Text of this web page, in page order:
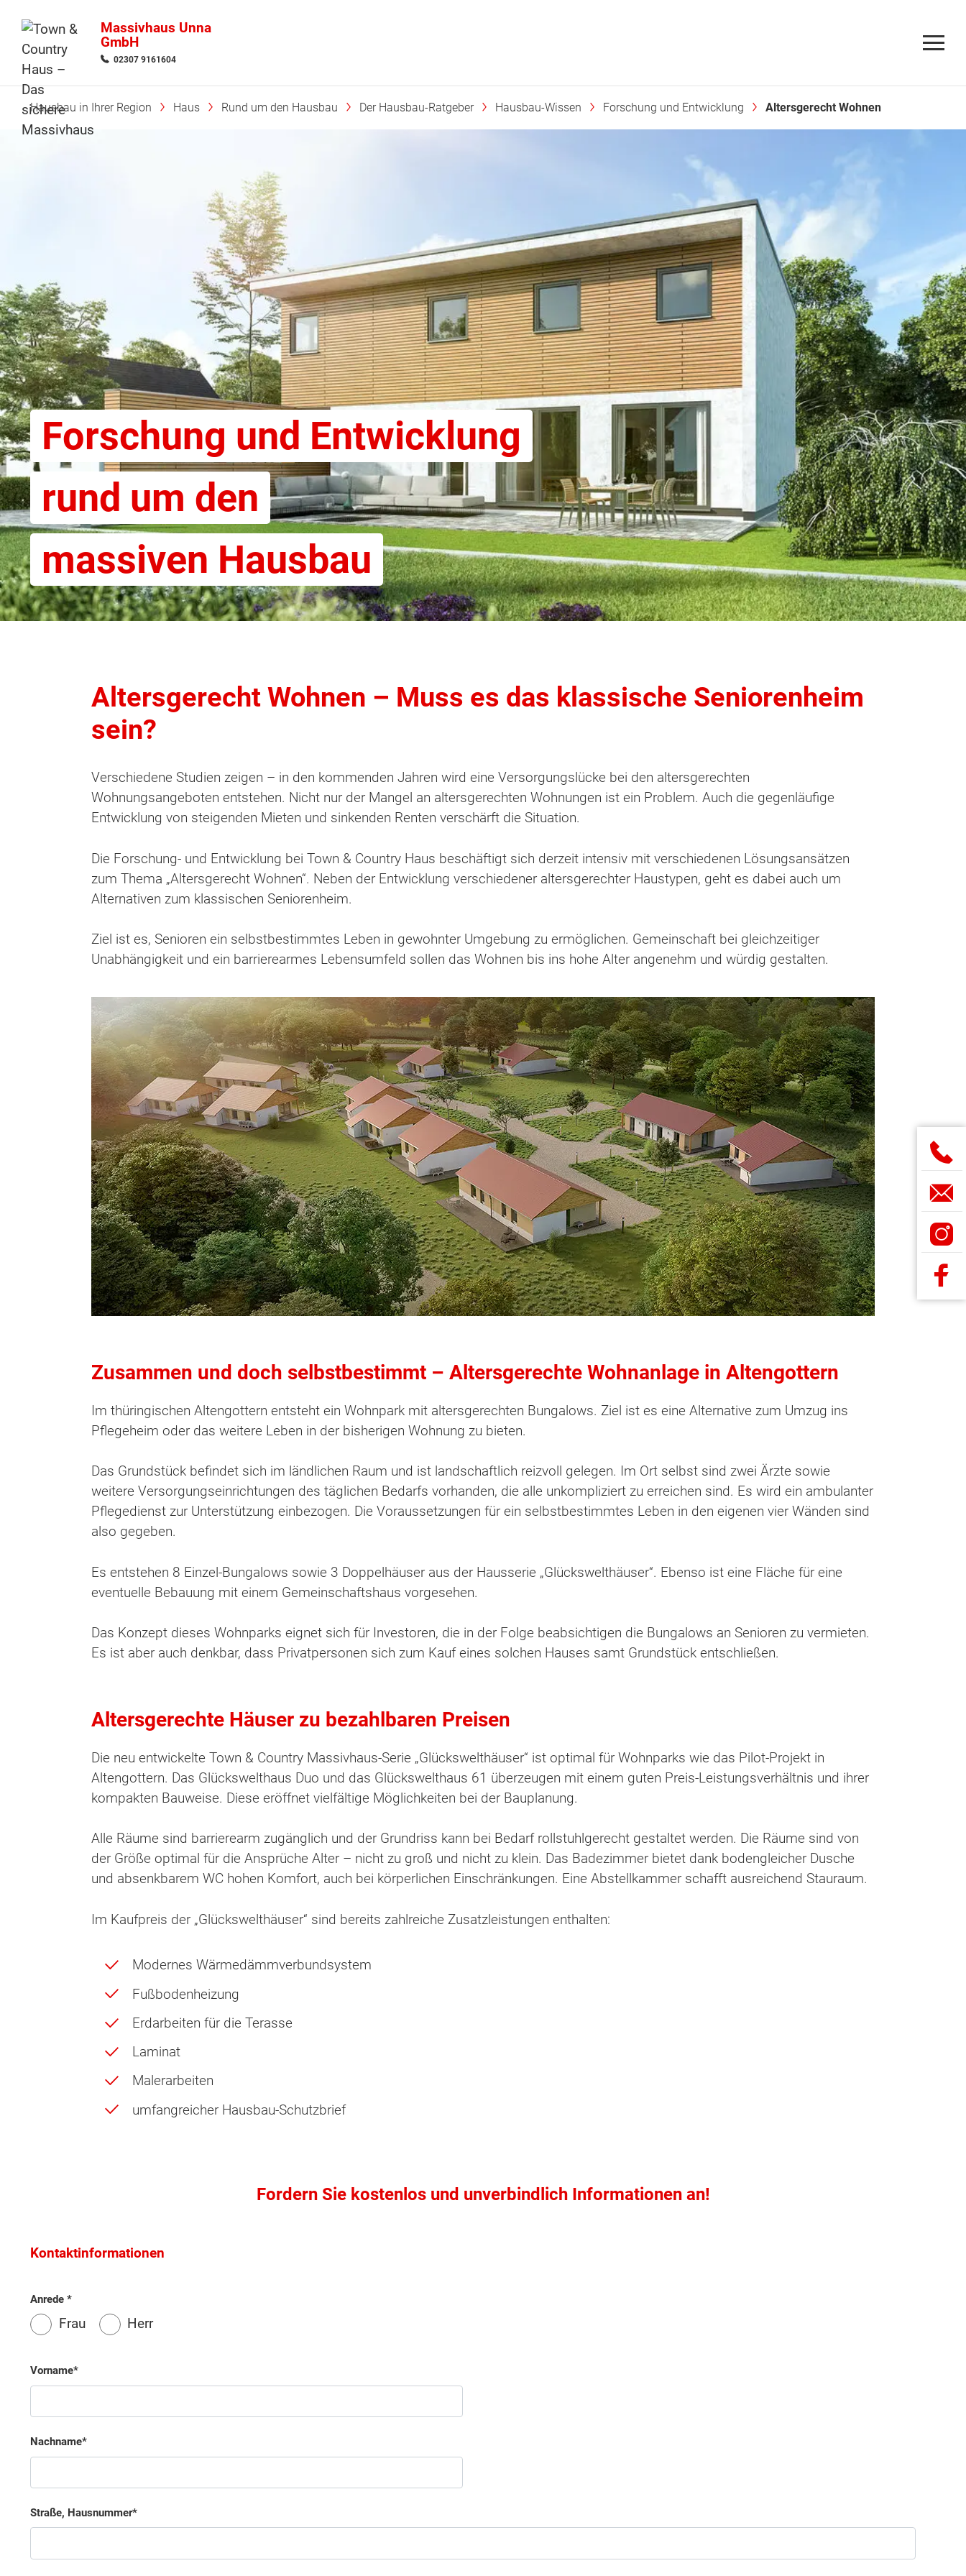
Massivhaus Unna
GmbH
02307 9161604
Hausbau in Ihrer Region Haus Rund um den Hausbau Der Hausbau-Ratgeber Hausbau-Wissen Forschung und Entwicklung Altersgerecht Wohnen
Forschung und Entwicklung
rund um den
massiven Hausbau
Altersgerecht Wohnen – Muss es das klassische Seniorenheim
sein?
Verschiedene Studien zeigen – in den kommenden Jahren wird eine Versorgungslücke bei den altersgerechten
Wohnungsangeboten entstehen. Nicht nur der Mangel an altersgerechten Wohnungen ist ein Problem. Auch die gegenläufige
Entwicklung von steigenden Mieten und sinkenden Renten verschärft die Situation.
Die Forschung- und Entwicklung bei Town & Country Haus beschäftigt sich derzeit intensiv mit verschiedenen Lösungsansätzen
zum Thema „Altersgerecht Wohnen“. Neben der Entwicklung verschiedener altersgerechter Haustypen, geht es dabei auch um
Alternativen zum klassischen Seniorenheim.
Ziel ist es, Senioren ein selbstbestimmtes Leben in gewohnter Umgebung zu ermöglichen. Gemeinschaft bei gleichzeitiger
Unabhängigkeit und ein barrierearmes Lebensumfeld sollen das Wohnen bis ins hohe Alter angenehm und würdig gestalten.
Zusammen und doch selbstbestimmt – Altersgerechte Wohnanlage in Altengottern
Im thüringischen Altengottern entsteht ein Wohnpark mit altersgerechten Bungalows. Ziel ist es eine Alternative zum Umzug ins
Pflegeheim oder das weitere Leben in der bisherigen Wohnung zu bieten.
Das Grundstück befindet sich im ländlichen Raum und ist landschaftlich reizvoll gelegen. Im Ort selbst sind zwei Ärzte sowie
weitere Versorgungseinrichtungen des täglichen Bedarfs vorhanden, die alle unkompliziert zu erreichen sind. Es wird ein ambulanter
Pflegedienst zur Unterstützung einbezogen. Die Voraussetzungen für ein selbstbestimmtes Leben in den eigenen vier Wänden sind
also gegeben.
Es entstehen 8 Einzel-Bungalows sowie 3 Doppelhäuser aus der Hausserie „Glückswelthäuser“. Ebenso ist eine Fläche für eine
eventuelle Bebauung mit einem Gemeinschaftshaus vorgesehen.
Das Konzept dieses Wohnparks eignet sich für Investoren, die in der Folge beabsichtigen die Bungalows an Senioren zu vermieten.
Es ist aber auch denkbar, dass Privatpersonen sich zum Kauf eines solchen Hauses samt Grundstück entschließen.
Altersgerechte Häuser zu bezahlbaren Preisen
Die neu entwickelte Town & Country Massivhaus-Serie „Glückswelthäuser“ ist optimal für Wohnparks wie das Pilot-Projekt in
Altengottern. Das Glückswelthaus Duo und das Glückswelthaus 61 überzeugen mit einem guten Preis-Leistungsverhältnis und ihrer
kompakten Bauweise. Diese eröffnet vielfältige Möglichkeiten bei der Bauplanung.
Alle Räume sind barrierearm zugänglich und der Grundriss kann bei Bedarf rollstuhlgerecht gestaltet werden. Die Räume sind von
der Größe optimal für die Ansprüche Alter – nicht zu groß und nicht zu klein. Das Badezimmer bietet dank bodengleicher Dusche
und absenkbarem WC hohen Komfort, auch bei körperlichen Einschränkungen. Eine Abstellkammer schafft ausreichend Stauraum.
Im Kaufpreis der „Glückswelthäuser“ sind bereits zahlreiche Zusatzleistungen enthalten:
Modernes Wärmedämmverbundsystem
Fußbodenheizung
Erdarbeiten für die Terasse
Laminat
Malerarbeiten
umfangreicher Hausbau-Schutzbrief
Fordern Sie kostenlos und unverbindlich Informationen an!
Kontaktinformationen
Anrede
Frau Herr
Vorname
Nachname
Straße, Hausnummer
Wonach möchten Sie suchen?